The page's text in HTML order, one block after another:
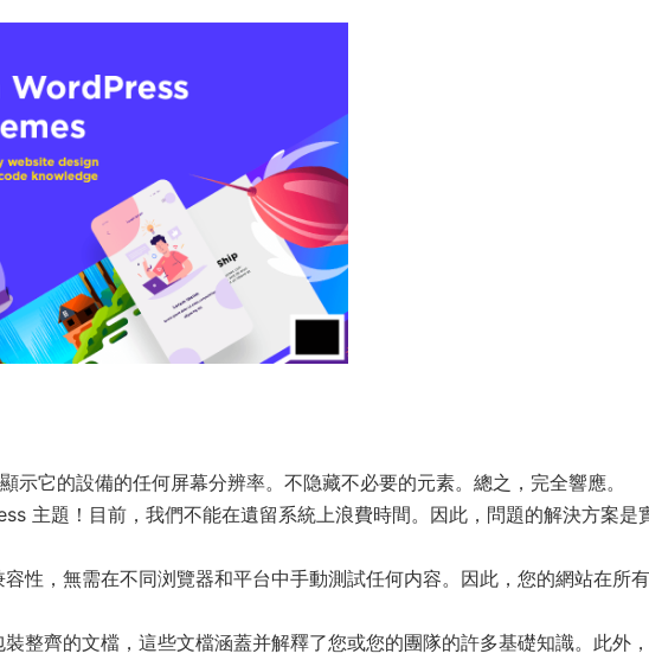
示它的設備的任何屏幕分辨率。不隐藏不必要的元素。總之，完全響應。
主題！目前，我們不能在遺留系統上浪費時間。因此，問題的解決方案是
性，無需在不同浏覽器和平台中手動測試任何内容。因此，您的網站在所
整齊的文檔，這些文檔涵蓋并解釋了您或您的團隊的許多基礎知識。此外